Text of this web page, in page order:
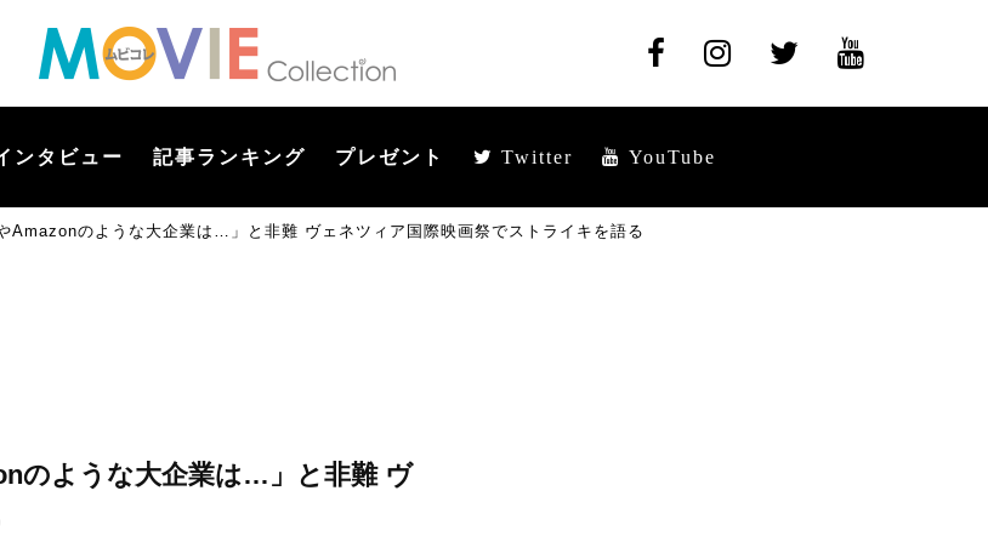
ンタビュー 記事ランキング プレゼント Twitter YouTube
Amazonのような大企業は…」と非難 ヴェネツィア国際映画祭でストライキを語る
のような大企業は…」と非難 ヴ